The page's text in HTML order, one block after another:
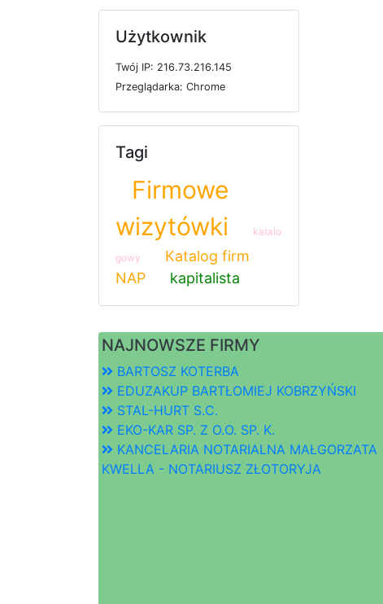
Użytkownik
Twój IP: 216.73.216.145
Przeglądarka: Chrome
Tagi
Firmowe
wizytówki
katalo
gowy
Katalog firm
NAP
kapitalista
NAJNOWSZE FIRMY
BARTOSZ KOTERBA
EDUZAKUP BARTŁOMIEJ KOBRZYŃSKI
STAL-HURT S.C.
EKO-KAR SP. Z O.O. SP. K.
KANCELARIA NOTARIALNA MAŁGORZATA
KWELLA - NOTARIUSZ ZŁOTORYJA